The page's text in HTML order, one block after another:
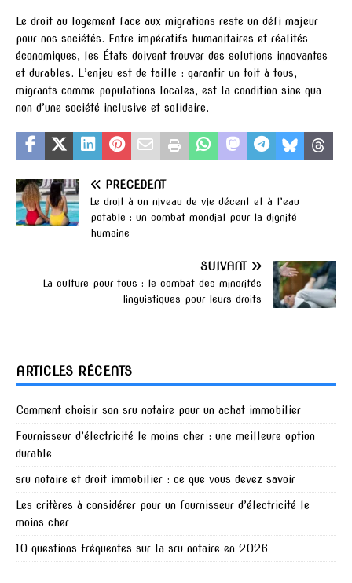
Le droit au logement face aux migrations reste un défi majeur
pour nos sociétés. Entre impératifs humanitaires et réalités
économiques, les États doivent trouver des solutions innovantes
et durables. L’enjeu est de taille : garantir un toit à tous,
migrants comme populations locales, est la condition sine qua
non d’une société inclusive et solidaire.
PRÉCÉDENT
Le droit à un niveau de vie décent et à l’eau
potable : un combat mondial pour la dignité
humaine
SUIVANT
La culture pour tous : le combat des minorités
linguistiques pour leurs droits
ARTICLES RÉCENTS
Comment choisir son sru notaire pour un achat immobilier
Fournisseur d’électricité le moins cher : une meilleure option
durable
sru notaire et droit immobilier : ce que vous devez savoir
Les critères à considérer pour un fournisseur d’électricité le
moins cher
10 questions fréquentes sur la sru notaire en 2026